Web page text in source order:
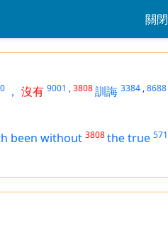
關閉
， 沒有 9001 ,3808訓誨 3384 ,8688
been without 3808the true 571